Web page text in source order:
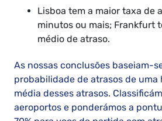
Lisboa tem a maior taxa de
minutos ou mais; Frankfurt
médio de atraso.
As nossas conclusões baseiam-
probabilidade de atrasos de uma
média desses atrasos.
aeroportos e ponderámos a